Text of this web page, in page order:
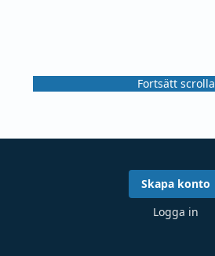
Fortsätt scrolla
Skapa konto
Logga in